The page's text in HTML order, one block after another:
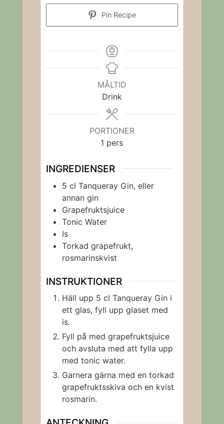
Pin Recipe
MÅLTID
Drink
PORTIONER
1 pers
INGREDIENSER
5 cl Tanqueray Gin, eller
annan gin
Grapefruktsjuice
Tonic Water
Is
Torkad grapefrukt,
rosmarinskvist
INSTRUKTIONER
Häll upp 5 cl Tanqueray Gin i
ett glas, fyll upp glaset med
is.
Fyll på med grapefruktsjuice
och avsluta med att fylla upp
med tonic water.
Garnera gärna med en torkad
grapefruktsskiva och en kvist
rosmarin.